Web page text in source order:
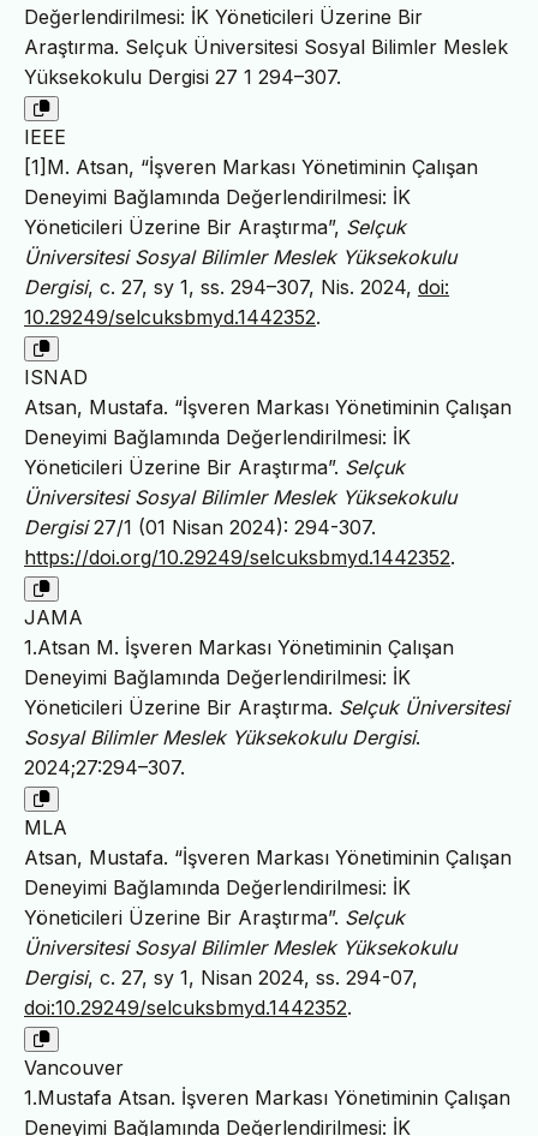
Değerlendirilmesi: İK Yöneticileri Üzerine Bir
Araştırma. Selçuk Üniversitesi Sosyal Bilimler Meslek
Yüksekokulu Dergisi 27 1 294–307.
IEEE
[1]M. Atsan, “İşveren Markası Yönetiminin Çalışan
Deneyimi Bağlamında Değerlendirilmesi: İK
Yöneticileri Üzerine Bir Araştırma”, Selçuk
Üniversitesi Sosyal Bilimler Meslek Yüksekokulu
Dergisi, c. 27, sy 1, ss. 294–307, Nis. 2024, doi:
10.29249/selcuksbmyd.1442352.
ISNAD
Atsan, Mustafa. “İşveren Markası Yönetiminin Çalışan
Deneyimi Bağlamında Değerlendirilmesi: İK
Yöneticileri Üzerine Bir Araştırma”. Selçuk
Üniversitesi Sosyal Bilimler Meslek Yüksekokulu
Dergisi27/1 (01 Nisan 2024): 294-307.
https://doi.org/10.29249/selcuksbmyd.1442352.
JAMA
1.Atsan M. İşveren Markası Yönetiminin Çalışan
Deneyimi Bağlamında Değerlendirilmesi: İK
Yöneticileri Üzerine Bir Araştırma. Selçuk Üniversitesi
Sosyal Bilimler Meslek Yüksekokulu Dergisi.
2024;27:294–307.
MLA
Atsan, Mustafa. “İşveren Markası Yönetiminin Çalışan
Deneyimi Bağlamında Değerlendirilmesi: İK
Yöneticileri Üzerine Bir Araştırma”. Selçuk
Üniversitesi Sosyal Bilimler Meslek Yüksekokulu
Dergisi, c. 27, sy 1, Nisan 2024, ss. 294-07,
doi:10.29249/selcuksbmyd.1442352.
Vancouver
1.Mustafa Atsan. İşveren Markası Yönetiminin Çalışan
Deneyimi Bağlamında Değerlendirilmesi: İK